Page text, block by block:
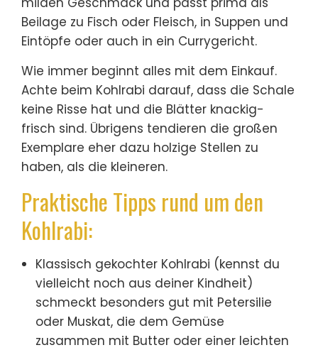
Beilage zu Fisch oder Fleisch, in Suppen und
Eintöpfe oder auch in ein Currygericht.
Wie immer beginnt alles mit dem Einkauf.
Achte beim Kohlrabi darauf, dass die Schale
keine Risse hat und die Blätter knackig-
frisch sind. Übrigens tendieren die großen
Exemplare eher dazu holzige Stellen zu
haben, als die kleineren.
Praktische Tipps rund um den
Kohlrabi:
Klassisch gekochter Kohlrabi (kennst du
vielleicht noch aus deiner Kindheit)
schmeckt besonders gut mit Petersilie
oder Muskat, die dem Gemüse
zusammen mit Butter oder einer leichten